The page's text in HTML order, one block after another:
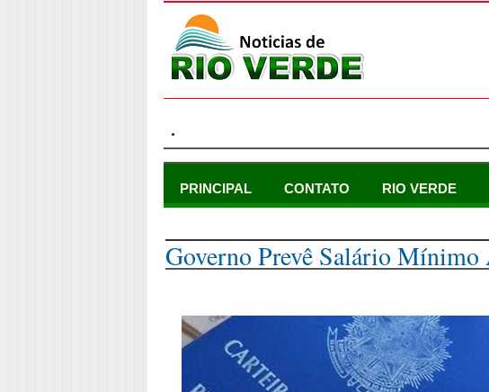
.
PRINCIPAL CONTATO RIO VERDE
Governo Prevê Salário